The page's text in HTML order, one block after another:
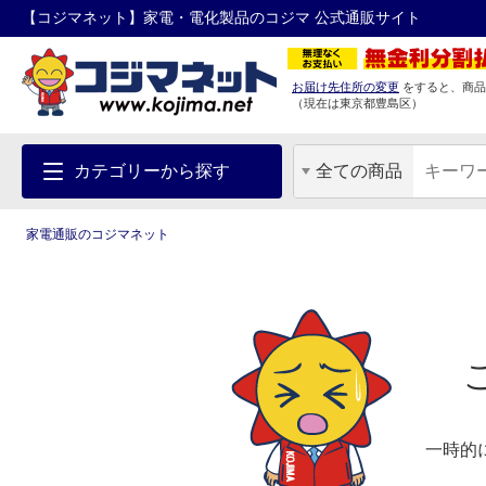
【コジマネット】家電・電化製品のコジマ 公式通販サイト
お届け先住所の変更 をすると、商
（現在は東京都豊島区）
カテゴリーから探す 全ての商品
家電通販のコジマネット
一時的